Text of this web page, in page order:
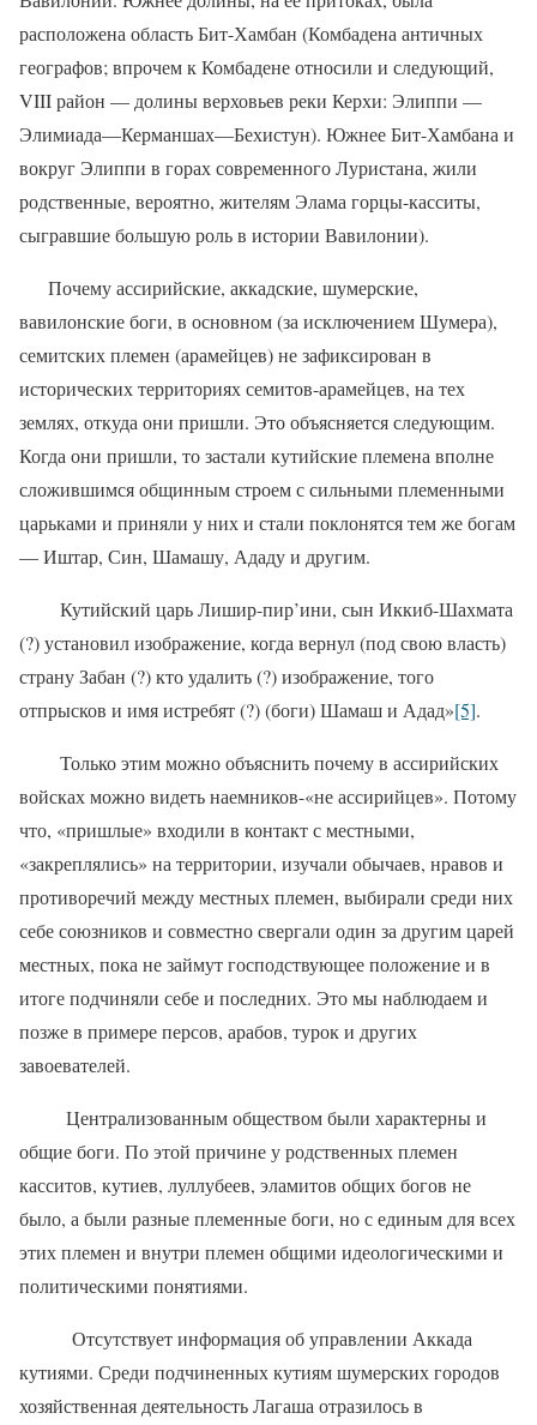
расположена область Бит-Хамбан (Комбадена античных
географов; впрочем к Комбадене относили и следующий,
VIIIрайон — долины верховьев реки Керхи: Элиппи —
Элимиада—Керманшах—Бехистун). Южнее Бит-Хамбана и
вокруг Элиппи в горах современного Луристана, жили
родственные, вероятно, жителям Элама горцы-касситы,
сыгравшие большую роль в истории Вавилонии).
Почему ассирийские, аккадские, шумерские,
вавилонские боги, в основном (за исключением Шумера),
семитских племен (арамейцев) не зафиксирован в
исторических территориях семитов-арамейцев, на тех
землях, откуда они пришли. Это объясняется следующим.
Когда они пришли, то застали кутийские племена вполне
сложившимся общинным строем с сильными племенными
царьками и приняли у них и стали поклонятся тем же богам
— Иштар, Син, Шамашу, Ададу и другим.
Кутийский царь Лишир-пир’ини, сын Иккиб-Шахмата
(?) установил изображение, когда вернул (под свою власть)
страну Забан (?) кто удалить (?) изображение, того
отпрысков и имя истребят (?) (боги) Шамаш и Адад»[5].
Только этим можно объяснить почему в ассирийских
войсках можно видеть наемников-«не ассирийцев». Потому
что, «пришлые» входили в контакт с местными,
«закреплялись» на территории, изучали обычаев, нравов и
противоречий между местных племен, выбирали среди них
себе союзников и совместно свергали один за другим царей
местных, пока не займут господствующее положение и в
итоге подчиняли себе и последних. Это мы наблюдаем и
позже в примере персов, арабов, турок и других
завоевателей.
Централизованным обществом были характерны и
общие боги. По этой причине у родственных племен
касситов, кутиев, луллубеев, эламитов общих богов не
было, а были разные племенные боги, но с единым для всех
этих племен и внутри племен общими идеологическими и
политическими понятиями.
Отсутствует информация об управлении Аккада
кутиями. Среди подчиненных кутиям шумерских городов
хозяйственная деятельность Лагаша отразилось в